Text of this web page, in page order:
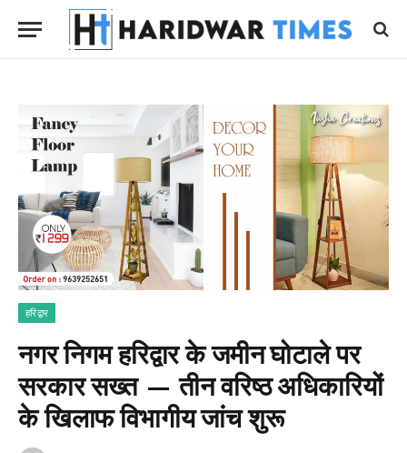
हरिद्वार
नगर निगम हरिद्वार के जमीन घोटाले पर
सरकार सख्त — तीन वरिष्ठ अधिकारियों
के खिलाफ विभागीय जांच शुरू